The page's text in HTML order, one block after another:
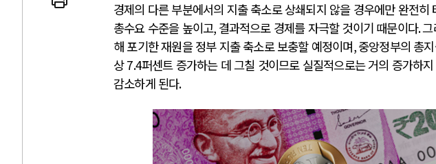
경제의 다른 부분에서의 지출 축소로 상쇄되지 않을 경우에만 완전히
총수요 수준을 높이고, 결과적으로 경제를 자극할 것이기 때문이다.그
해 포기한 재원을 정부 지출 축소로 보충할 예정이며,중앙정부의 총
상7.4퍼센트 증가하는 데 그칠 것이므로 실질적으로는 거의 증가하
감소하게 된다.
AI와 인간
중국 AI, 저가 공세로 글로벌 토큰 시..
AI 국부펀드 구상 놓고 미국 진보진영 ..
AI 데이터센터 반대 투쟁은 새로운 글로..
러시아-
전쟁의 추상화: 우크
EU·우크라이나 드론
나토, 우크라 군사지